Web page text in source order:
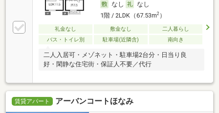
なし
なし
1階 / 2LDK（67.53m2）
礼金なし 敷金なし
二人暮らし
バス・トイレ別
駐車場(近隣含) 南向き
二人入居可・メゾネット・駐車場2台分・日当り良
好・閑静な住宅街・保証人不要／代行
賃貸アパート アーバンコートほなみ